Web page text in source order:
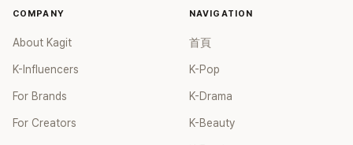
COMPANY
About Kagit
K-Influencers
For Brands
For Creators
NAVIGATION
首頁
K-Pop
K-Drama
K-Beauty